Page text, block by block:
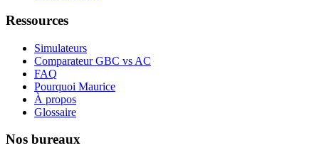
Ressources
Simulateurs
Comparateur GBC vs AC
FAQ
Pourquoi Maurice
À propos
Glossaire
Nos bureaux